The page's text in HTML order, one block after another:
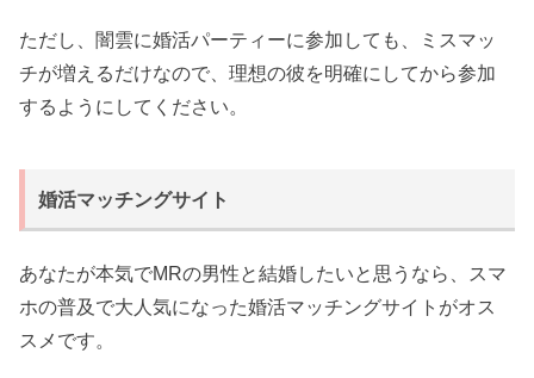
ただし、闇雲に婚活パーティーに参加しても、ミスマッ
チが増えるだけなので、理想の彼を明確にしてから参加
するようにしてください。
婚活マッチングサイト
あなたが本気でMRの男性と結婚したいと思うなら、スマ
ホの普及で大人気になった婚活マッチングサイトがオス
スメです。